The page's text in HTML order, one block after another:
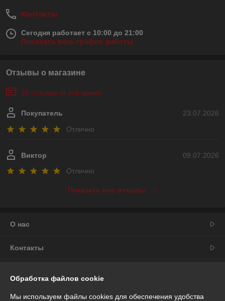
Контакты
Сегодня работает с 10:00 до 21:00
Показать весь график работы
Отзывы о магазине
28 отзывов за всё время
23.07.2026
Покупатель
Отлично
09.07.2026
Виктор
Отлично
Показать все отзывы
О нас
Контакты
График работы
Обработка файлов cookie
Мы используем файлы cookies для обеспечения удобства